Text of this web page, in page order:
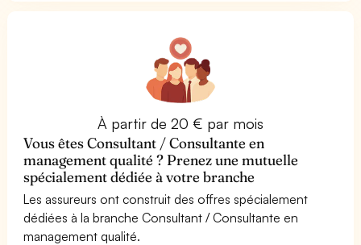
À partir de 20 € par mois
Vous êtes Consultant / Consultante en
management qualité ? Prenez une mutuelle
spécialement dédiée à votre branche
Les assureurs ont construit des offres spécialement
dédiées à la branche Consultant / Consultante en
management qualité.